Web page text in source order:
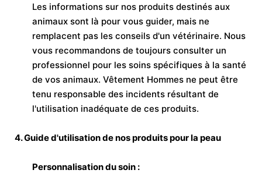
Les informations sur nos produits destinés aux
animaux sont là pour vous guider, mais ne
remplacent pas les conseils d'un vétérinaire. Nous
vous recommandons de toujours consulter un
professionnel pour les soins spécifiques à la santé
de vos animaux. Vêtement Hommes ne peut être
tenu responsable des incidents résultant de
l'utilisation inadéquate de ces produits.
4. Guide d'utilisation de nos produits pour la peau
Personnalisation du soin :